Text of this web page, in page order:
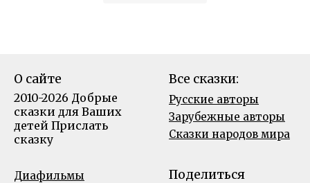
О сайте
2010-2026 Добрые
сказки для Ваших
детей Прислать
сказку
Все сказки:
Русские авторы
Зарубежные авторы
Сказки народов мира
Диафильмы
Поделиться